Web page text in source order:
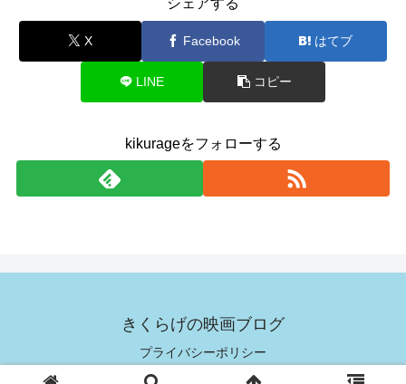
X Facebook はてブ
LINE コピー
kikurageをフォローする
きくらげの映画ブログ
プライバシーポリシー